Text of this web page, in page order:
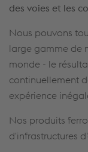
des voies et les
Nous pouvons
large gamme de
monde - le
continuellement
expérience
Nos produits
d'infrastructures